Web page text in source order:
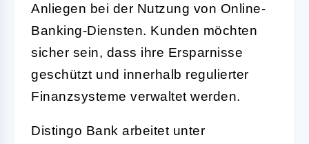
Anliegen bei der Nutzung von Online-
Banking-Diensten. Kunden möchten
sicher sein, dass ihre Ersparnisse
geschützt und innerhalb regulierter
Finanzsysteme verwaltet werden.
Distingo Bank arbeitet unter